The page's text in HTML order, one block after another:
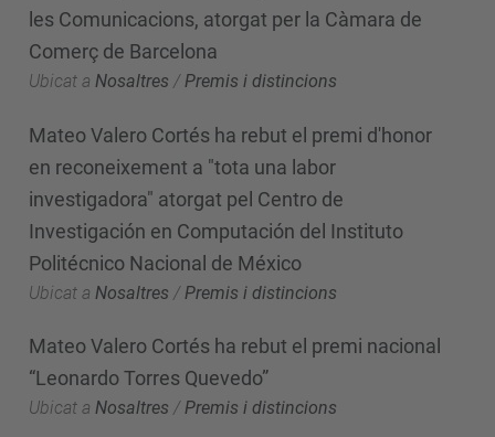
les Comunicacions, atorgat per la Càmara de
Comerç de Barcelona
Ubicat a Nosaltres /Premis i distincions
Mateo Valero Cortés ha rebut el premi d'honor
en reconeixement a "tota una labor
investigadora" atorgat pel Centro de
Investigación en Computación del Instituto
Politécnico Nacional de México
Ubicat a Nosaltres / Premis i distincions
Mateo Valero Cortés ha rebut el premi nacional
“Leonardo Torres Quevedo”
Ubicat a Nosaltres /Premis i distincions